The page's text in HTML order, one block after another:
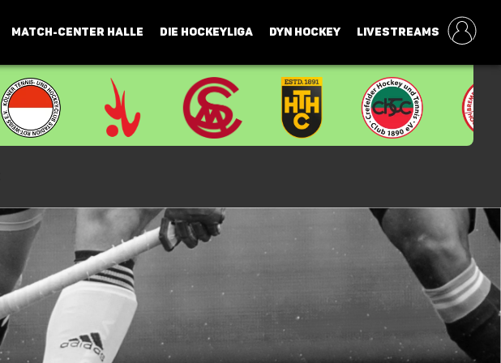
MATCH-CENTER HALLE DIE HOCKEYLIGA DYN HOCKEY LIVESTREAMS